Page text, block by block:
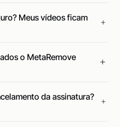
Meus vídeos ficam
o MetaRemove
da assinatura?